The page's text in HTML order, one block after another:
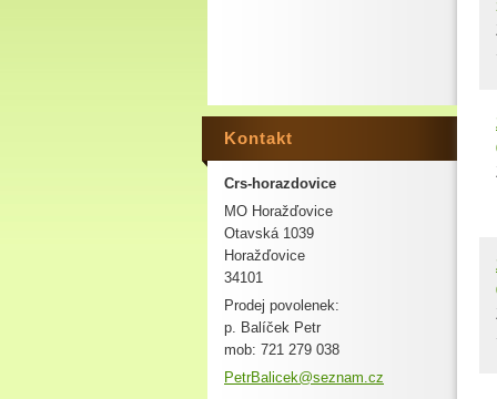
Kontakt
Crs-horazdovice
MO Horažďovice
Otavská 1039
Horažďovice
34101
Prodej povolenek:
p. Balíček Petr
mob: 721 279 038
PetrBalicek@seznam.cz